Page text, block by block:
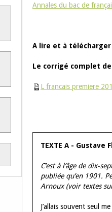
Annales du bac de
A lire et à télécharger
Le corrigé complet
L francais premiere
TEXTE A - Gustave
C’est à l’âge de dix-
publiée qu’en 1901.
Arnoux (voir textes
J’allais souvent seul